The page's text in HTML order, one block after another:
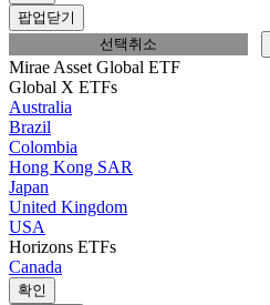
팝업닫기
선택취소
Mirae Asset Global ETF
Global X ETFs
Australia
Brazil
Colombia
Hong Kong SAR
Japan
United Kingdom
USA
Horizons ETFs
Canada
확인